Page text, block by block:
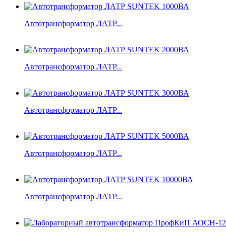
Автотрансформатор ЛАТР...
Автотрансформатор ЛАТР...
Автотрансформатор ЛАТР...
Автотрансформатор ЛАТР...
Автотрансформатор ЛАТР...